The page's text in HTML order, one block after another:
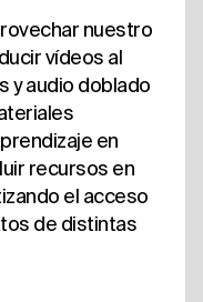
nuestro
vídeos al
y audio doblado
en
recursos en
el acceso
de distintas